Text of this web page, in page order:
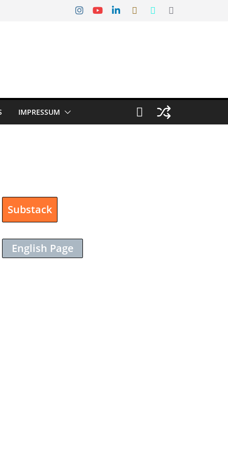
IMPRESSUM
Substack
English Page